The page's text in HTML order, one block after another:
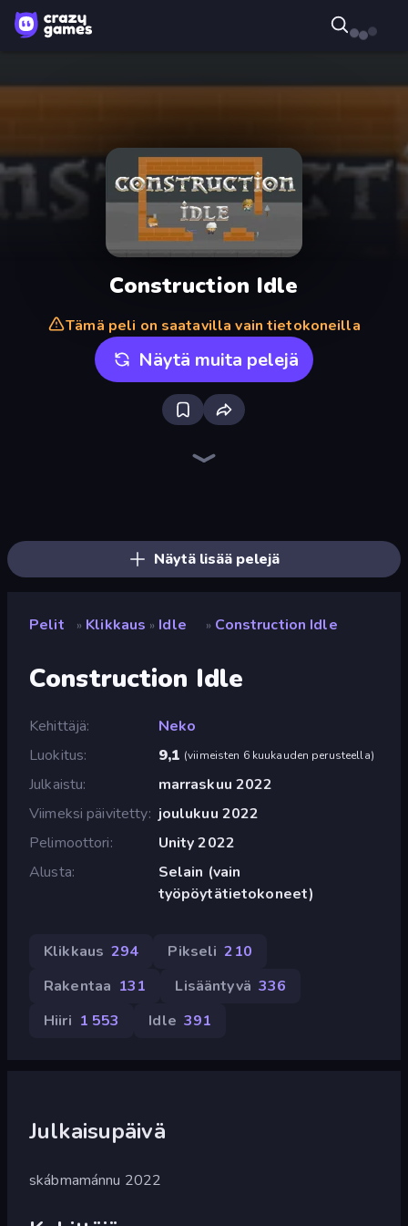
Construction Idle
Tämä peli on saatavilla vain tietokoneilla
Näytä muita pelejä
Näytä lisää pelejä
Pelit » Klikkaus » Idle » Construction Idle
Construction Idle
Kehittäjä
Neko
Luokitus
9,1 (viimeisten 6 kuukauden perusteella)
Julkaistu
marraskuu 2022
Viimeksi päivitetty joulukuu 2022
Pelimoottori
Unity 2022
Alusta
Selain (vain
työpöytätietokoneet)
Klikkaus 294 Pikseli 210
Rakentaa 131 Lisääntyvä 336
Hiiri 1 553 Idle 391
Julkaisupäivä
skábmamánnu 2022